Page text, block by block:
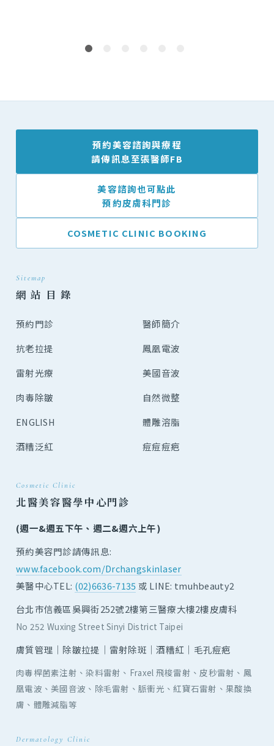
預約美容諮詢與療程
請傳訊息至張醫師FB
美容諮詢也可點此
預約皮膚科門診
COSMETIC CLINIC BOOKING
Sitemap
網 站 目 錄
預約門診
醫師簡介
抗老拉提
鳳凰電波
雷射光療
美國音波
肉毒除皺
自然微整
ENGLISH
體雕溶脂
酒糟泛紅
痘痘痘疤
Cosmetic Clinic
北醫美容醫學中心門診
(週一&週五下午、週二&週六上午)
預約美容門診請傳訊息:
www.facebook.com/Drchangskinlaser
美醫中心TEL: (02)6636-7135 或 LINE: tmuhbeauty2
台北市信義區吳興街252號2樓第三醫療大樓2樓皮膚科
No 252 Wuxing Street Sinyi District Taipei
膚質管理｜除皺拉提｜雷射除斑｜酒糟紅｜毛孔痘疤
肉毒桿菌素注射、染料雷射、Fraxel 飛梭雷射、皮秒雷射、鳳
凰電波、美國音波、除毛雷射、脈衝光、紅寶石雷射、果酸換
膚、體雕減脂等
Dermatology Clinic